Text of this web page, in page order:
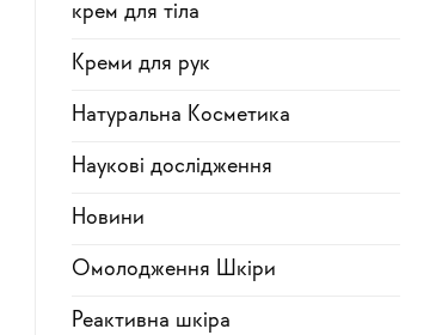
крем для тіла
Креми для рук
Натуральна Косметика
Наукові дослідження
Новини
Омолодження Шкіри
Реактивна шкіра